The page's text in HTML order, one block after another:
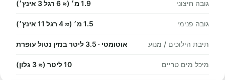
גובה חיצוני 1.9 מ׳ (≈ 6 רגל 3 אינץ׳)
גובה פנימי 1.5 מ׳ (≈ 4 רגל 11 אינץ׳)
תיבת הילוכים / מנוע אוטומטי · 3.5 ליטר בנזין נטול עופרת
מיכל מים טריים 10 ליטר (≈ 3 גלון)